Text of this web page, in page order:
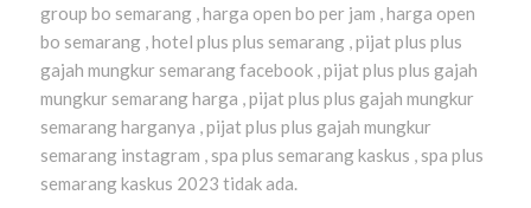
group bo semarang , harga open bo per jam , harga open
bo semarang , hotel plus plus semarang , pijat plus plus
gajah mungkur semarang facebook , pijat plus plus gajah
mungkur semarang harga , pijat plus plus gajah mungkur
semarang harganya , pijat plus plus gajah mungkur
semarang instagram , spa plus semarang kaskus , spa plus
semarang kaskus 2023 tidak ada.